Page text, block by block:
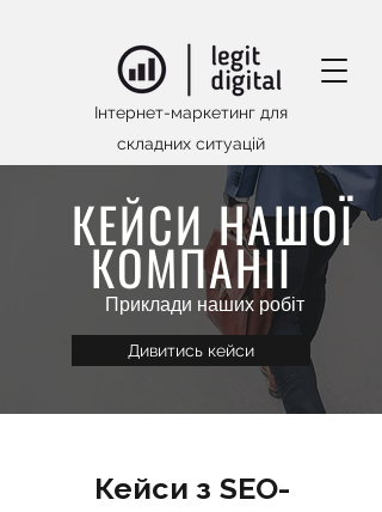
Інтернет-маркетинг для
складних ситуацій
КЕЙСИ НАШОЇ
КОМПАНІЇ
Приклади наших робіт
Дивитись кейси
Кейси з SEO-